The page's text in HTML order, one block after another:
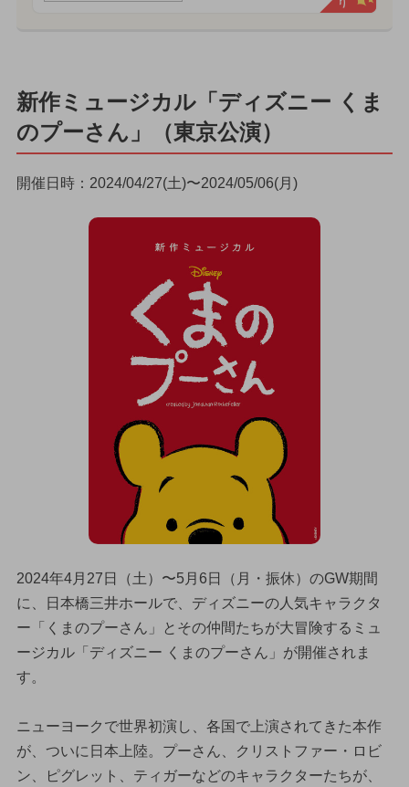
新作ミュージカル「ディズニー くま
のプーさん」（東京公演）
開催日時：2024/04/27(土)〜2024/05/06(月)
2024年4月27日（土）〜5月6日（月・振休）のGW期間
に、日本橋三井ホールで、ディズニーの人気キャラクタ
ー「くまのプーさん」とその仲間たちが大冒険するミュ
ージカル「ディズニー くまのプーさん」が開催されま
す。
ニューヨークで世界初演し、各国で上演されてきた本作
が、ついに日本上陸。プーさん、クリストファー・ロビ
ン、ピグレット、ティガーなどのキャラクターたちが、